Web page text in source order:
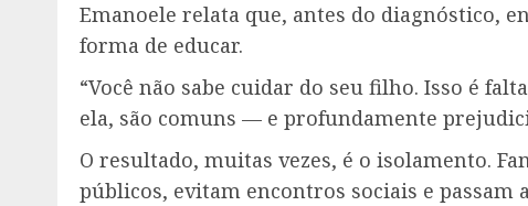
Emanoele relata que, antes do diagnóstico,
forma de educar.
“Você não sabe cuidar do seu filho. Isso é
ela, são comuns — e profundamente
O resultado, muitas vezes, é o isolamento.
públicos, evitam encontros sociais e passam